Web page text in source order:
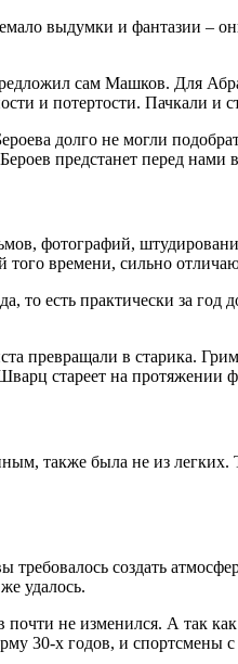
выдумки и фантазии –
сам Машков. Для
и потертости. Пачкали и
долго не могли
предстанет перед
фотографий,
времени, сильно
то есть практически за
превращали в старика.
стареет на протяжении
также была не из легких.
создать
удалось.
не изменился. А так
30-х годов, и